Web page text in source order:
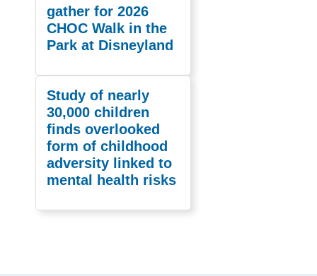
gather for 2026
CHOC Walk in the
Park at Disneyland
Study of nearly
30,000 children
finds overlooked
form of childhood
adversity linked to
mental health risks